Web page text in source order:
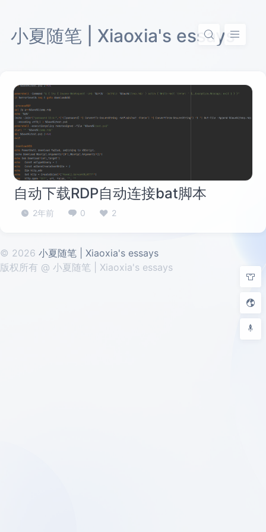
小夏随笔 | Xiaoxia's essays
自动下载RDP自动连接bat脚本
2年前 0 2
© 2026 小夏随笔 | Xiaoxia's essays
版权所有 @ 小夏随笔 | Xiaoxia's essays